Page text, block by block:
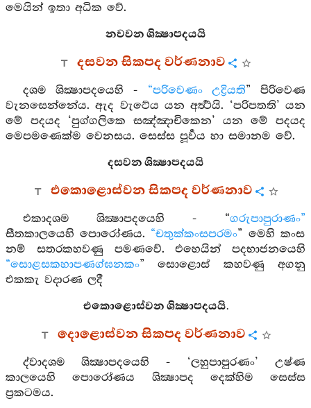
මෙයින් ඉතා අධික වේ.
නවවන ශික්‍ෂාපදයයි
දසවන සිකපද වර්ණනාව
දශම ශික්‍ෂාපදයෙහි - “පරිවෙණං උද්‍රියති” පිරිවෙණ
වැනසෙන්නේය. ඇද වැටේය යන අර්‍ත්‍ථයි. ‘පරිපතති’ යන
මේ පදයද ‘පුග්ගලිකෙ සඤ්ඤාචිකෙන’ යන මේ පදයද
මෙපමණෙක්ම වෙනසය. සෙස්ස පූර්‍වය හා සමානම වේ.
දසවන ශික්‍ෂාපදයයි
එකොළොස්වන සිකපද වර්ණනාව
එකාදශම ශික්‍ෂාපදයෙහි - “ගරුපාපුරාණං”
සීතකාලයෙහි පොරෝණය. “චතුක්කංසපරමං” මෙහි කංස
නම් සතරකහවණු පමණවේ. එහෙයින් පදභාජනයෙහි
“සොළසකහාපණග්ඝනකං” සොළොස් කහවණු අගනු
එකකැ වදාරණ ලදී
එකොළොස්වන ශික්‍ෂාපදයයි.
දොළොස්වන සිකපද වර්ණනාව
ද්වාදශම ශික්‍ෂාපදයෙහි - ‘ලහුපාපුරණං’ උෂ්ණ
කාලයෙහි පොරෝණය ශික්‍ෂාපද දෙක්හිම සෙස්ස
ප්‍රකටමය.